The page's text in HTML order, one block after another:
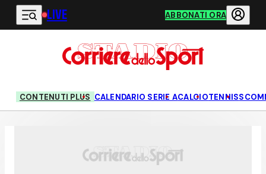
Vai al contenuto principale
LIVE ABBONATI ORA
CONTENUTI PLUS CALENDARIO SERIE ACALCIOTENNIS